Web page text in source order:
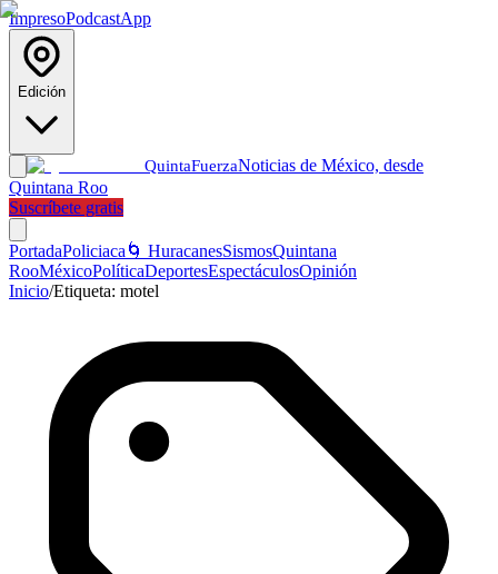
ImpresoPodcastApp
Edición
QuintaFuerzaNoticias de México, desde
Quintana Roo
Suscríbete gratis
PortadaPoliciaca 🌀 HuracanesSismosQuintana
RooMéxicoPolíticaDeportesEspectáculosOpinión
Inicio/Etiqueta: motel